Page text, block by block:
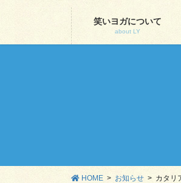
笑いヨガについて
about LY
HOME お知らせ カタリ